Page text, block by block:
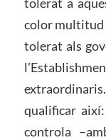
color multitud
tolerat als
qualificar
controla